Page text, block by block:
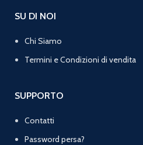
SU DI NOI
Chi Siamo
Termini e Condizioni di vendita
SUPPORTO
Contatti
Password persa?